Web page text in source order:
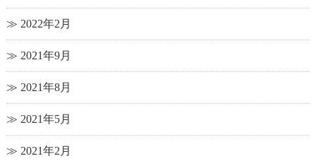
2022年2月
2021年9月
2021年8月
2021年5月
2021年2月